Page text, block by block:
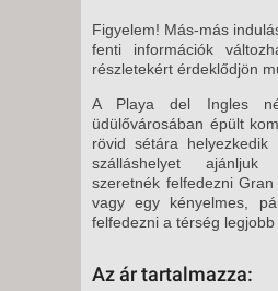
8 NAP / 7 ÉJSZAKA
2026. NOVEMBER
8 NAP / 7 ÉJSZAKA
2026. NOVEMBER
5 NAP / 4 ÉJSZAKA
Figyelem! Más-más
fenti információk
részletekért érdeklődjön
A Playa del Ingles
üdülővárosában épült
rövid sétára
szálláshelyet
szeretnék felfedezni Gran
vagy egy kényelmes,
felfedezni a térség legjobb
Az ár tartalmazza: